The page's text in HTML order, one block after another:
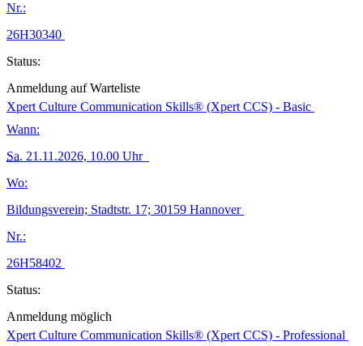
Nr.:
26H30340
Status:
Anmeldung auf Warteliste
Xpert Culture Communication Skills® (Xpert CCS) - Basic
Wann:
Sa. 21.11.2026, 10.00 Uhr
Wo:
Bildungsverein; Stadtstr. 17; 30159 Hannover
Nr.:
26H58402
Status:
Anmeldung möglich
Xpert Culture Communication Skills® (Xpert CCS) - Professional